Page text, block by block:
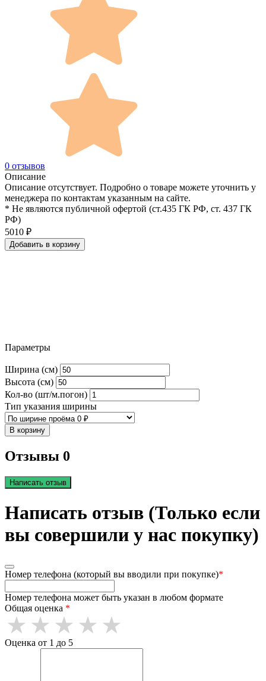
0 отзывов
Описание
Описание отсутствует. Подробно о товаре можете уточнить у
менеджера по контактам указанным на сайте.
* Не являются публичной офертой (ст.435 ГК РФ, cт. 437 ГК
РФ)
5010 ₽
Добавить в корзину
Параметры
Ширина (см)
Высота (см)
Кол-во (шт/м.погон)
Тип указания ширины
В корзину
Отзывы 0
Написать отзыв
Написать отзыв (Только если
вы совершили у нас покупку)
Номер телефона (который вы вводили при покупке)*
Номер телефона может быть указан в любом формате
Общая оценка *
Оценка от 1 до 5